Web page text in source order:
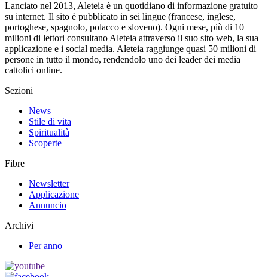
Lanciato nel 2013, Aleteia è un quotidiano di informazione gratuito
su internet. Il sito è pubblicato in sei lingue (francese, inglese,
portoghese, spagnolo, polacco e sloveno). Ogni mese, più di 10
milioni di lettori consultano Aleteia attraverso il suo sito web, la sua
applicazione e i social media. Aleteia raggiunge quasi 50 milioni di
persone in tutto il mondo, rendendolo uno dei leader dei media
cattolici online.
Sezioni
News
Stile di vita
Spiritualità
Scoperte
Fibre
Newsletter
Applicazione
Annuncio
Archivi
Per anno